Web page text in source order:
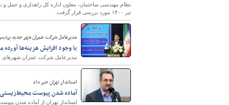
پایگاه خبری وزارت راه و
تیر ۱۴۰۰ مورد بررسی قرار گرفت.
مدیرعامل شرکت عمران شهر جدید
با وجود افزایش هزینه‌ها
مدیرعامل شرکت عمران شهرهای
استاندار تهران خبر داد
آماده شدن پیوست
استاندار تهران از آماده شدن